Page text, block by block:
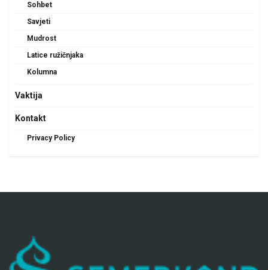
Sohbet
Savjeti
Mudrost
Latice ružičnjaka
Kolumna
Vaktija
Kontakt
Privacy Policy